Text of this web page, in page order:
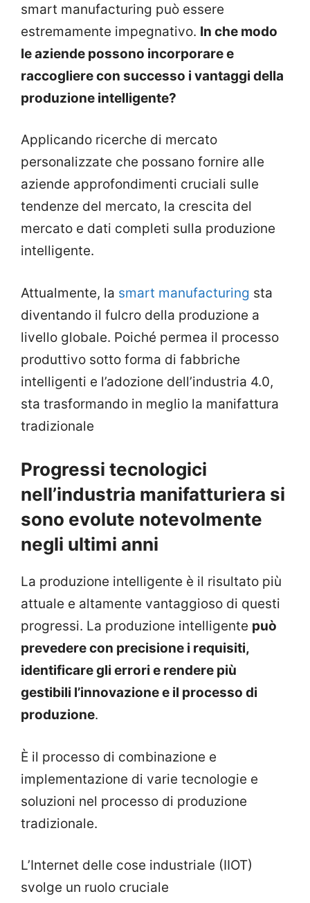
smart manufacturing può essere
estremamente impegnativo. In che modo
le aziende possono incorporare e
raccogliere con successo i vantaggi della
produzione intelligente?
Applicando ricerche di mercato
personalizzate che possano fornire alle
aziende approfondimenti cruciali sulle
tendenze del mercato, la crescita del
mercato e dati completi sulla produzione
intelligente.
Attualmente, la smart manufacturing sta
diventando il fulcro della produzione a
livello globale. Poiché permea il processo
produttivo sotto forma di fabbriche
intelligenti e l’adozione dell’industria 4.0,
sta trasformando in meglio la manifattura
tradizionale
Progressi tecnologici
nell’industria manifatturiera si
sono evolute notevolmente
negli ultimi anni
La produzione intelligente è il risultato più
attuale e altamente vantaggioso di questi
progressi. La produzione intelligente può
prevedere con precisione i requisiti,
identificare gli errori e rendere più
gestibili l’innovazione e il processo di
produzione.
È il processo di combinazione e
implementazione di varie tecnologie e
soluzioni nel processo di produzione
tradizionale.
L’Internet delle cose industriale (IIOT)
svolge un ruolo cruciale